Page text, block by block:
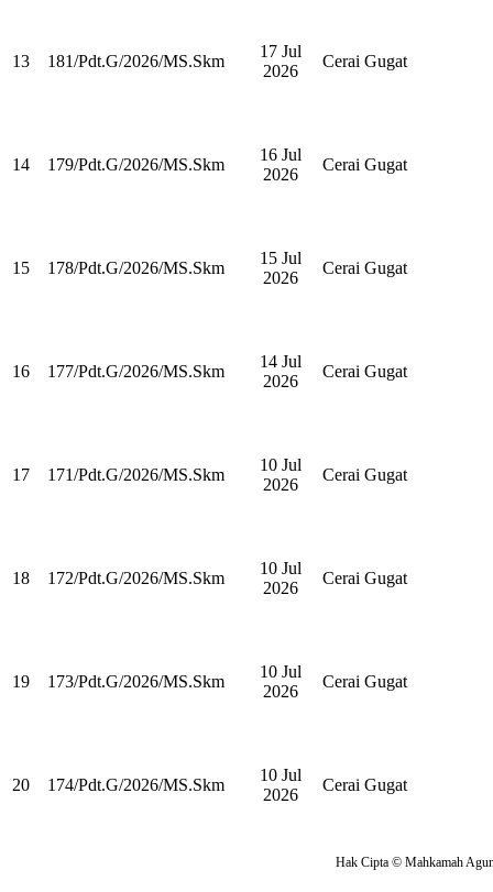
13 181/Pdt.G/2026/MS.Skm
17 Jul
2026
Cerai Gugat
14 179/Pdt.G/2026/MS.Skm
16 Jul
2026
Cerai Gugat
15 178/Pdt.G/2026/MS.Skm
15 Jul
2026
Cerai Gugat
16 177/Pdt.G/2026/MS.Skm
14 Jul
2026
Cerai Gugat
17 171/Pdt.G/2026/MS.Skm
10 Jul
2026
Cerai Gugat
18 172/Pdt.G/2026/MS.Skm
10 Jul
2026
Cerai Gugat
19 173/Pdt.G/2026/MS.Skm
10 Jul
2026
Cerai Gugat
20 174/Pdt.G/2026/MS.Skm
10 Jul
2026
Cerai Gugat
Hak Cipta © Mahkamah